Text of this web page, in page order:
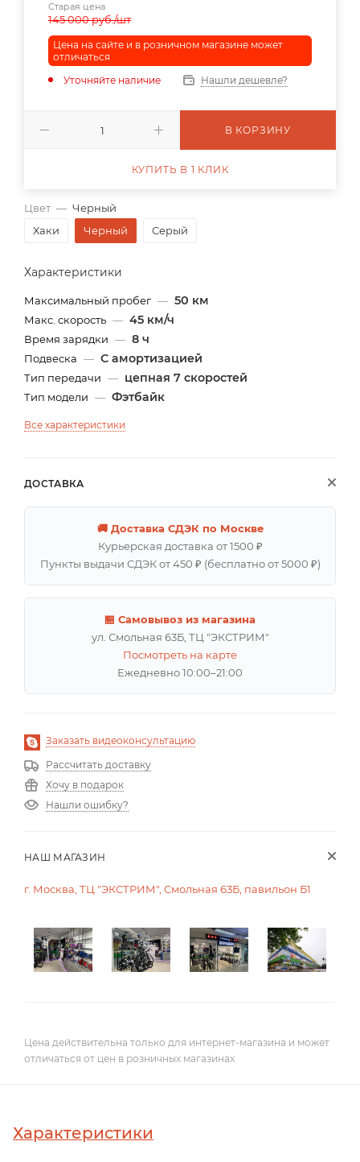
Цвет — Черный
Хаки
Черный Серый
Характеристики
Максимальный пробег — 50 км
Макс. скорость — 45 км/ч
Время зарядки — 8 ч
Подвеска — С амортизацией
Тип передачи — цепная 7 скоростей
Тип модели — Фэтбайк
Все характеристики
ДОСТАВКА
🚚 Доставка СДЭК по Москве
Курьерская доставка от 1500 ₽
Пункты выдачи СДЭК от 450 ₽ (бесплатно от 5000 ₽)
🏪 Самовывоз из магазина
ул. Смольная 63Б, ТЦ "ЭКСТРИМ"
Посмотреть на карте
Ежедневно 10:00–21:00
Заказать видеоконсультацию
Рассчитать доставку
Хочу в подарок
Нашли ошибку?
НАШ МАГАЗИН
г. Москва, ТЦ "ЭКСТРИМ", Смольная 63Б, павильон Б1
Старая цена
145 000руб./шт
Цена на сайте и в розничном магазине может
отличаться
Уточняйте наличие
Нашли дешевле?
В КОРЗИНУ
КУПИТЬ В 1 КЛИК
Цена действительна только для интернет-магазина и может
отличаться от цен в розничных магазинах
Характеристики